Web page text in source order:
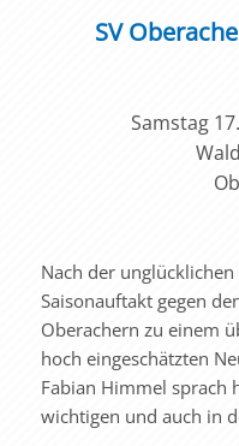
SV
Samstag
Nach der
Saisonauftakt gegen
Oberachern zu einem
hoch eingeschätzten
Fabian Himmel sprach
wichtigen und auch in